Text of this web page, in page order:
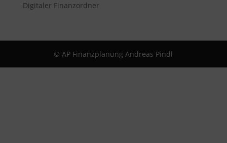
Digitaler Finanzordner
© AP Finanzplanung Andreas Pindl